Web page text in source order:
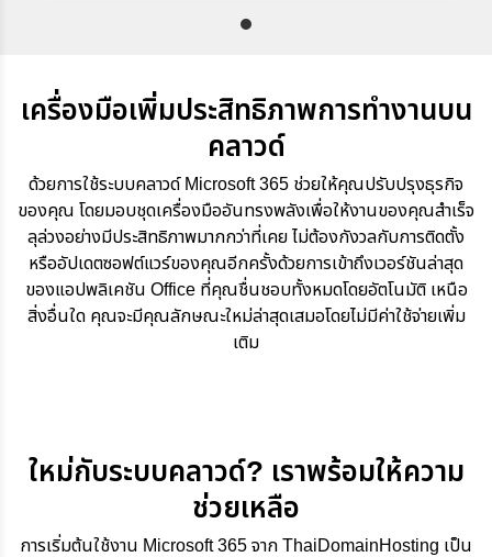
เครื่องมือเพิ่มประสิทธิภาพการทำงานบน
คลาวด์
ด้วยการใช้ระบบคลาวด์ Microsoft 365 ช่วยให้คุณปรับปรุงธุรกิจ
ของคุณ โดยมอบชุดเครื่องมืออันทรงพลังเพื่อให้งานของคุณสำเร็จ
ลุล่วงอย่างมีประสิทธิภาพมากกว่าที่เคย ไม่ต้องกังวลกับการติดตั้ง
หรืออัปเดตซอฟต์แวร์ของคุณอีกครั้งด้วยการเข้าถึงเวอร์ชันล่าสุด
ของแอปพลิเคชัน Office ที่คุณชื่นชอบทั้งหมดโดยอัตโนมัติ เหนือ
สิ่งอื่นใด คุณจะมีคุณลักษณะใหม่ล่าสุดเสมอโดยไม่มีค่าใช้จ่ายเพิ่ม
เติม
ใหม่กับระบบคลาวด์? เราพร้อมให้ความ
ช่วยเหลือ
การเริ่มต้นใช้งาน Microsoft 365 จาก ThaiDomainHosting เป็น